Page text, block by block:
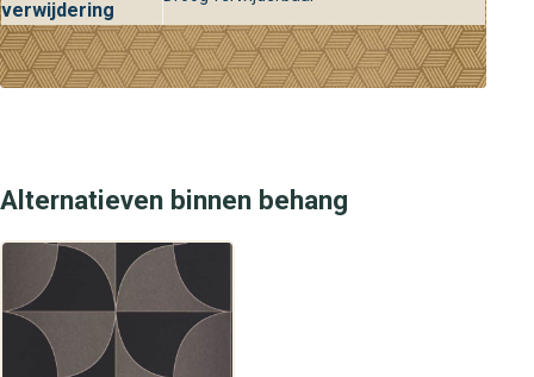
verwijdering
Alternatieven binnen behang